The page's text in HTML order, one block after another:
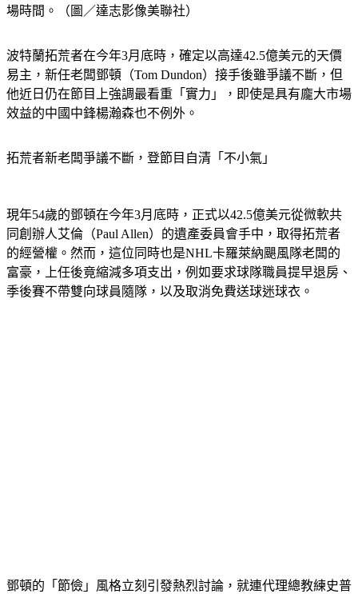
場時間。（圖／達志影像美聯社）
波特蘭拓荒者在今年3月底時，確定以高達42.5億美元的天價
易主，新任老闆鄧頓（Tom Dundon）接手後雖爭議不斷，但
他近日仍在節目上強調最看重「實力」，即使是具有龐大市場
效益的中國中鋒楊瀚森也不例外。
拓荒者新老闆爭議不斷，登節目自清「不小氣」
現年54歲的鄧頓在今年3月底時，正式以42.5億美元從微軟共
同創辦人艾倫（Paul Allen）的遺產委員會手中，取得拓荒者
的經營權。然而，這位同時也是NHL卡羅萊納颶風隊老闆的
富豪，上任後竟縮減多項支出，例如要求球隊職員提早退房、
季後賽不帶雙向球員隨隊，以及取消免費送球迷球衣。
鄧頓的「節儉」風格立刻引發熱烈討論，就連代理總教練史普